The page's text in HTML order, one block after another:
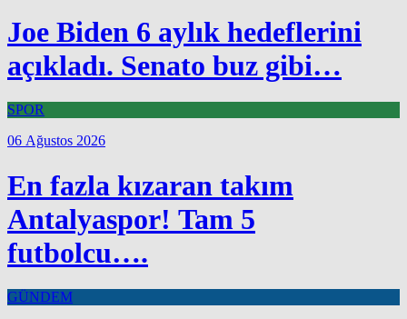
Joe Biden 6 aylık hedeflerini
açıkladı. Senato buz gibi…
SPOR
06 Ağustos 2026
En fazla kızaran takım
Antalyaspor! Tam 5
futbolcu….
GÜNDEM